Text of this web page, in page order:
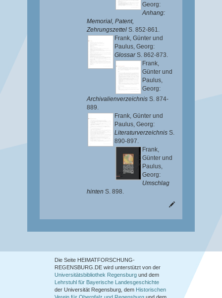
Georg:
Anhang:
Memorial, Patent,
Zehrungszettel S. 852-861.
Frank, Günter und
Paulus, Georg:
GlossarS. 862-873.
Frank,
Günter und
Paulus,
Georg:
Archivalienverzeichnis S. 874-
889.
Frank, Günter und
Paulus, Georg:
Literaturverzeichnis S.
890-897.
Frank,
Günter und
Paulus,
Georg:
Umschlag
hinten S. 898.
Die Seite HEIMATFORSCHUNG-
REGENSBURG.DE wird unterstützt von der
Universitätsbibliothek Regensburg und dem
Lehrstuhl für Bayerische Landesgeschichte
der Universität Regensburg, dem Historischen